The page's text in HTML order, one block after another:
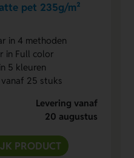
pet 235g/m²
in 4 methoden
in Full color
5 kleuren
25 stuks
Levering vanaf
20 augustus
PRODUCT